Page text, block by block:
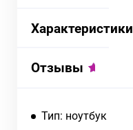
Характеристики
Отзывы
Тип: ноутбук